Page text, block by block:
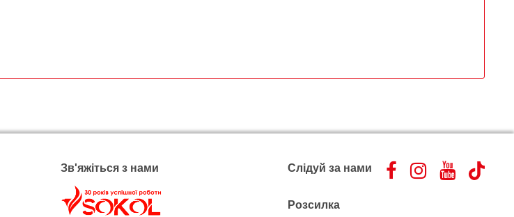
Зв'яжіться з нами Слідуй за нами
Розсилка